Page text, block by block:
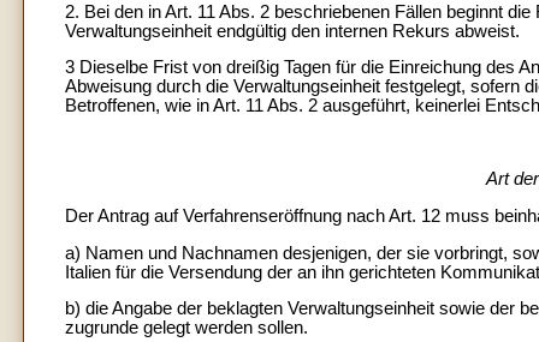
2. Bei den in Art. 11 Abs. 2 beschriebenen Fällen beginnt
Verwaltungseinheit endgültig den internen Rekurs abweist.
3 Dieselbe Frist von dreißig Tagen für die Einreichung des
Abweisung durch die Verwaltungseinheit festgelegt, sofern
Betroffenen, wie in Art. 11 Abs. 2 ausgeführt, keinerlei
Art
Der Antrag auf Verfahrenseröffnung nach Art. 12 muss
a) Namen und Nachnamen desjenigen, der sie vorbringt,
Italien für die Versendung der an ihn gerichteten
b) die Angabe der beklagten Verwaltungseinheit sowie der
zugrunde gelegt werden sollen.